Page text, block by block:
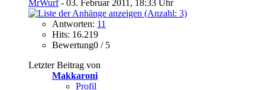
MrWurf- 03. Februar 2011, 18:33 Uhr
Antworten: 11
Hits: 16.219
Bewertung0 / 5
Letzter Beitrag von
Makkaroni
Profil